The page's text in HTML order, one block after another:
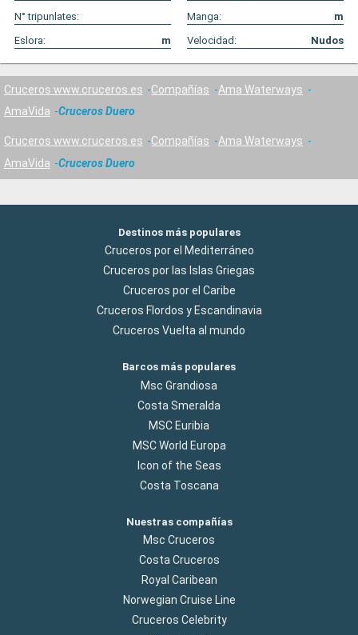
N° tripunlates:
Manga:
m
Eslora:
m Velocidad: Nudos
Cruceros www.cruceros.es Compañías
Ama Waterways
AmaVida
Cruceros Duero
Cruceros www.cruceros.es Compañías
Ama Waterways
AmaVida
Cruceros Duero
Destinos más populares
Cruceros por el Mediterráneo
Cruceros por las Islas Griegas
Cruceros por el Caribe
Cruceros Flordos y Escandinavia
Cruceros Vuelta al mundo
Barcos más populares
Msc Grandiosa
Costa Smeralda
MSC Euribia
MSC World Europa
Icon of the Seas
Costa Toscana
Nuestras compañías
Msc Cruceros
Costa Cruceros
Royal Caribean
Norwegian Cruise Line
Cruceros Celebrity